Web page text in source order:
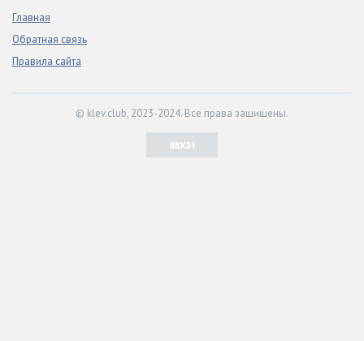
Главная
Обратная связь
Правила сайта
© klev.club, 2023-2024. Все права защищены.